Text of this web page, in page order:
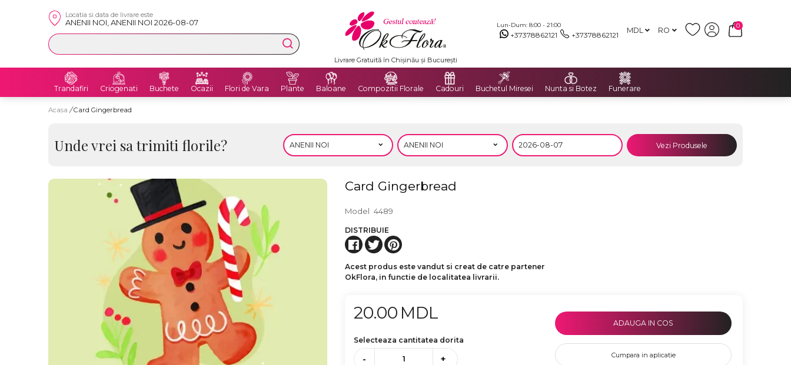
Locatia si data de livrare este
ANENII NOI, ANENII NOI 2026-08-07 Lun-Dum: 8:00 - 21:00
+37378862121 +37378862121 MDL RO
0
Livrare Gratuită în Chișinău și București
Trandafiri Criogenati Buchete Ocazii Flori de Vara Plante Baloane Compozitii Florale Cadouri Buchetul Miresei Nunta si Botez Funerare
Acasa / Card Gingerbread
Unde vrei sa trimiti florile? Vezi Produsele
Card Gingerbread
Model 4489
DISTRIBUIE
Acest produs este vandut si creat de catre partener
OkFlora, in functie de localitatea livrarii.
20.00 MDL
Selecteaza cantitatea dorita
- +
ADAUGA IN COS
Cumpara in aplicatie